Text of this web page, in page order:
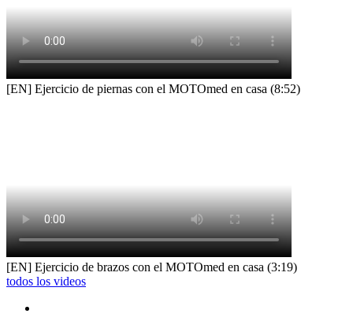
[EN] Ejercicio de piernas con el MOTOmed en casa (8:52)
[EN] Ejercicio de brazos con el MOTOmed en casa (3:19)
todos los videos